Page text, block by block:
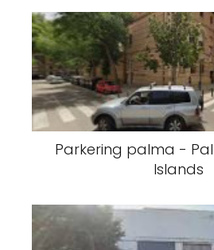
Parkering palma -
Islands